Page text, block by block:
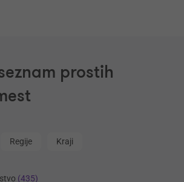
prostih
Regije Kraji
(435)